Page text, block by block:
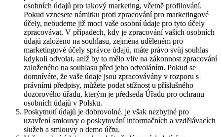
osobních údajů pro takový marketing, včetně profilování.
Pokud vznesete námitku proti zpracování pro marketingové
účely, nebudeme již moci vaše osobní údaje pro tyto účely
zpracovávat. V případech, kdy je zpracování vašich osobních
údajů založeno na souhlasu, zejména uděleném pro
marketingové účely správce údajů, máte právo svůj souhlas
kdykoli odvolat, aniž by to mělo vliv na zákonnost zpracování
založeného na souhlasu před jeho odvoláním. Pokud se
domníváte, že vaše údaje jsou zpracovávány v rozporu s
právními předpisy, můžete podat stížnost u příslušného
dozorového úřadu, kterým je předseda Úřadu pro ochranu
osobních údajů v Polsku.
Poskytnutí údajů je dobrovolné, je však nezbytné pro
uzavření smlouvy o poskytování informačních a vzdělávacích
služeb a smlouvy o demo účtu.